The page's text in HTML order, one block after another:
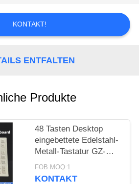
KONTAKT!
ENTFALTEN
Produkte
48 Tasten Desktop
eingebettete Edelstahl-
Metall-Tastatur GZ-
B035013 USB-
Schnittstelle
FOB MOQ:1
KONTAKT